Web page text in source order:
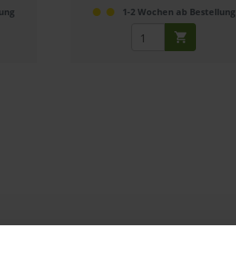
1-2 Wochen ab Bestellung